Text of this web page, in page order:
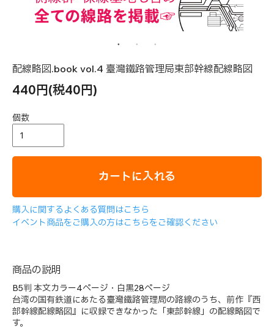
配線略図.book vol.4 臺灣鐵路管理局東部幹線配線略図
440円(税40円)
個数
カートに入れる
購入に関するよくある質問はこちら
イベント商品をご購入の方はこちらをご確認ください
商品の説明
B5判 本文カラー4ページ・白黒28ページ
台湾の国有鉄道にあたる臺灣鐵路管理局の路線のうち、前作『西
部幹線配線略図』に収録できなかった「東部幹線」の配線略図で
す。